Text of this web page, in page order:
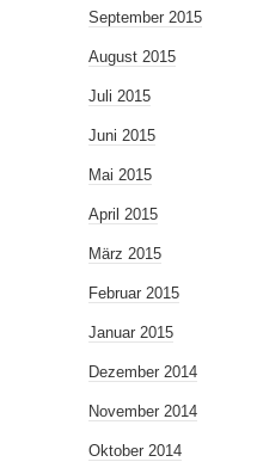
September 2015
August 2015
Juli 2015
Juni 2015
Mai 2015
April 2015
März 2015
Februar 2015
Januar 2015
Dezember 2014
November 2014
Oktober 2014